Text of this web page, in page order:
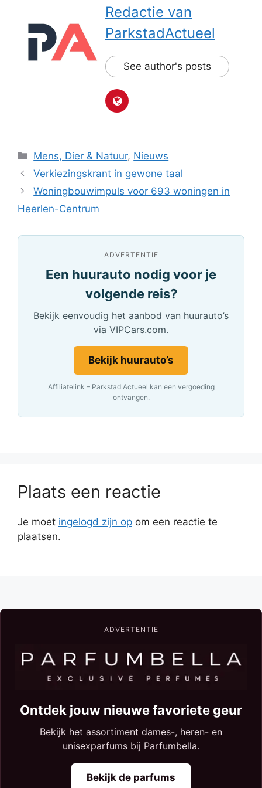
Redactie van
ParkstadActueel
See author's posts
Categorieën
Mens, Dier & Natuur, Nieuws
Verkiezingskrant in gewone taal
Wo­ning­bou­wim­puls voor 693 wo­nin­gen in
Heer­len-Cen­trum
ADVERTENTIE
Een huurauto nodig voor je
volgende reis?
Bekijk eenvoudig het aanbod van huurauto’s
via VIPCars.com.
Bekijk huurauto’s
Affiliatelink – Parkstad Actueel kan een vergoeding
ontvangen.
Plaats een reactie
Je moet ingelogd zijn op om een reactie te
plaatsen.
ADVERTENTIE
Ontdek jouw nieuwe favoriete geur
Bekijk het assortiment dames-, heren- en
unisexparfums bij Parfumbella.
Bekijk de parfums